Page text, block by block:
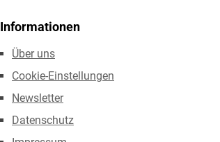
Informationen
Über uns
Cookie-Einstellungen
Newsletter
Datenschutz